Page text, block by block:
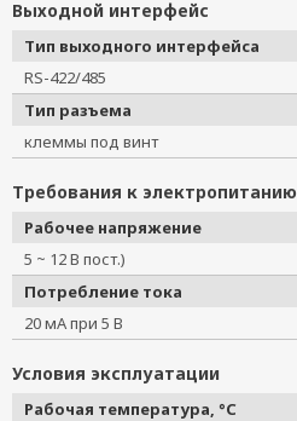
Выходной интерфейс
Тип выходного интерфейса
RS-422/485
Тип разъема
клеммы под винт
Требования к электропитанию
Рабочее напряжение
5 ~ 12 В пост.)
Потребление тока
20 мА при 5 В
Условия эксплуатации
Рабочая температура, °C